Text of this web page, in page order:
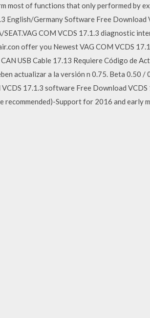
most of functions that only performed by
English/Germany Software Free Download
COM VCDS 17.1.3 diagnostic
offer you Newest VAG COM VCDS
USB Cable 17.13 Requiere Código de
actualizar a la versión n 0.75. Beta 0.50 /
17.1.3 software Free Download VCDS
Support for 2016 and early